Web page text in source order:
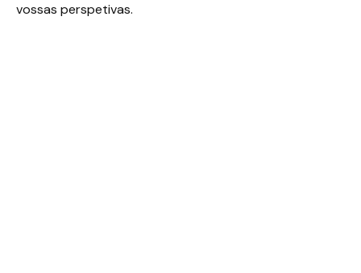
vossas perspetivas.